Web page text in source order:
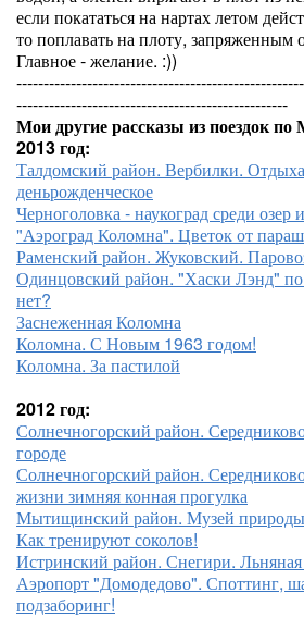
если покататься на нартах летом
то поплавать на плоту, запряженным
Главное - желание. :))
--------------------------------------------------
Мои другие рассказы из поездок по
2013 год:
Талдомский район. Вербилки.
деньрожденческое
Черноголовка - наукоград среди озер
"Аэроград Коломна". Цветок от
Раменский район. Жуковский.
Одинцовский район. "Хаски Лэнд"
нет?
Заснеженная Коломна
Коломна. С Новым 1963 годом!
Коломна. За пастилой
2012 год:
Солнечногорский район.
городе
Солнечногорский район.
жизни зимняя конная прогулка
Мытищинский район. Музей
Как тренируют соколов!
Истринский район. Снегири. Льняная
Аэропорт "Домодедово". Споттинг,
подзаборинг!